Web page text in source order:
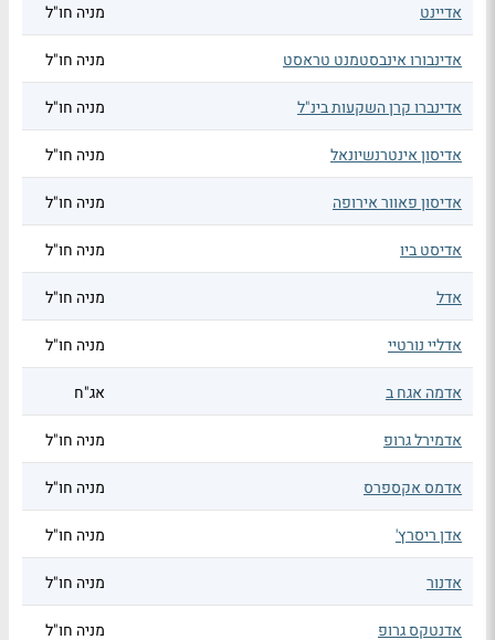
אדיינט מניה חו"ל
אדינבורו אינבסטמנט טראסט מניה חו"ל
אדינברו קרן השקעות בינ"ל מניה חו"ל
אדיסון אינטרנשיונאל מניה חו"ל
אדיסון פאוור אירופה מניה חו"ל
אדיסט ביו מניה חו"ל
אדל מניה חו"ל
אדליי נורטיי מניה חו"ל
אדמה אגח ב אג"ח
אדמירל גרופ מניה חו"ל
אדמס אקספרס מניה חו"ל
אדן ריסרץ' מניה חו"ל
אדנור מניה חו"ל
אדנטקס גרופ מניה חו"ל